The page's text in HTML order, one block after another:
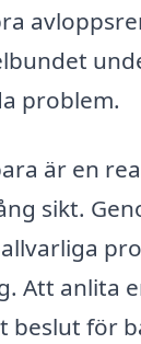
problem.
är en
sikt.
Att anlita
beslut för